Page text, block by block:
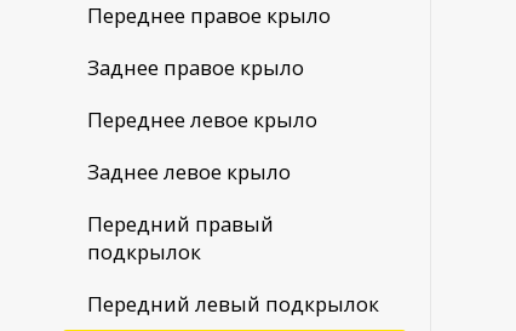
Переднее правое крыло
Заднее правое крыло
Переднее левое крыло
Заднее левое крыло
Передний правый
подкрылок
Передний левый подкрылок